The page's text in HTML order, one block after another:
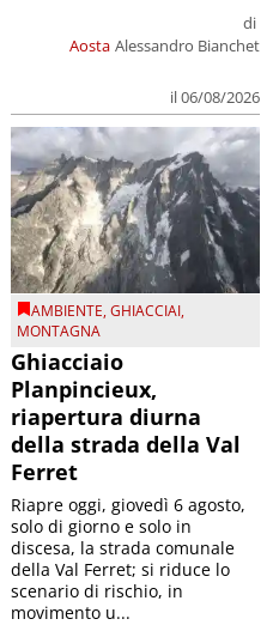
Aosta
di
Alessandro Bianchet
il 06/08/2026
AMBIENTE,GHIACCIAI,
MONTAGNA
Ghiacciaio
Planpincieux,
riapertura diurna
della strada della Val
Ferret
Riapre oggi, giovedì 6 agosto,
solo di giorno e solo in
discesa, la strada comunale
della Val Ferret; si riduce lo
scenario di rischio, in
movimento u...